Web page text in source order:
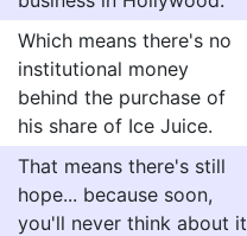
Which means there's no
institutional money
behind the purchase of
his share of Ice Juice.
That means there's still
hope... because soon,
you'll never think about it